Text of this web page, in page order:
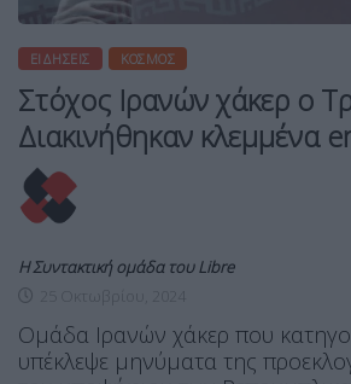
ΕΙΔΉΣΕΙΣ ΚΌΣΜΟΣ
Στόχος Ιρανών χάκερ ο
Διακινήθηκαν κλεμμένα
Η Συντακτική ομάδα του Libre
25 Οκτωβρίου, 2024
Ομάδα Ιρανών χάκερ που
υπέκλεψε μηνύματα της